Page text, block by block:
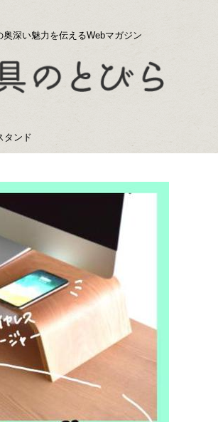
奥深い魅力を伝えるWebマガジン
タンド